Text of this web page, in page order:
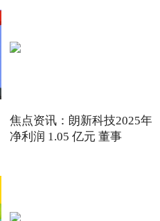
焦点资讯：朗新科技2025年
净利润 1.05 亿元 董事